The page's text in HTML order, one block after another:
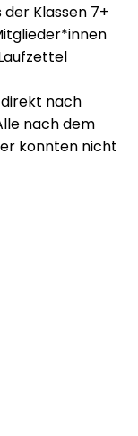
Klassen 7+
nach
nach dem
konnten nicht